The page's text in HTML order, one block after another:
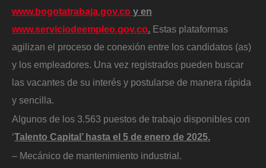
www.bogotatrabaja.gov.co y en
www.serviciodeempleo.gov.co. Estas plataformas
agilizan el proceso de conexión entre los candidatos (as)
y los empleadores. Una vez registrados pueden buscar
las vacantes de su interés y postularse de manera rápida
y sencilla.
Algunos de los 3.563 puestos de trabajo disponibles con
‘Talento Capital’ hasta el 5 de enero de 2025.
– Mecánico de mantenimiento industrial.